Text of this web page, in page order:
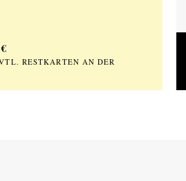
RESTKARTEN AN DER